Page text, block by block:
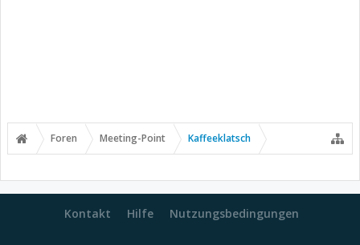
Foren Meeting-Point Kaffeeklatsch
Kontakt Hilfe Nutzungsbedingungen